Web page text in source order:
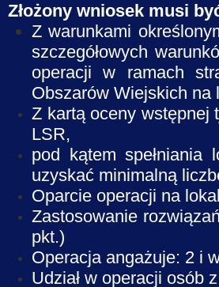
Złożony wniosek musi
Z warunkami
szczegółowych
operacji w ramach
Obszarów Wiejskich na
Z kartą oceny wstępnej
LSR,
pod kątem spełniania
uzyskać minimalną
Oparcie operacji na
Zastosowanie
pkt.)
Operacja angażuje: 2 i
Udział w operacji osób